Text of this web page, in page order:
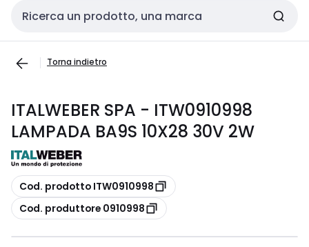
Cerca input
Torna indietro
ITALWEBER SPA - ITW0910998
LAMPADA BA9S 10X28 30V 2W
copia
Cod. prodotto ITW0910998
copia
Cod. produttore 0910998